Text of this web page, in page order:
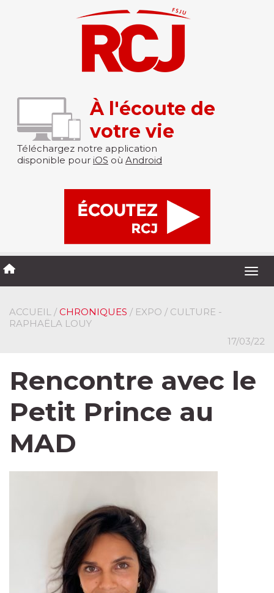
À l'écoute de
votre vie
Téléchargez notre application
disponible pour iOS où Android
ACCUEIL / CHRONIQUES / EXPO / CULTURE -
RAPHAËLA LOUY
17/03/22
Rencontre avec le
Petit Prince au
MAD